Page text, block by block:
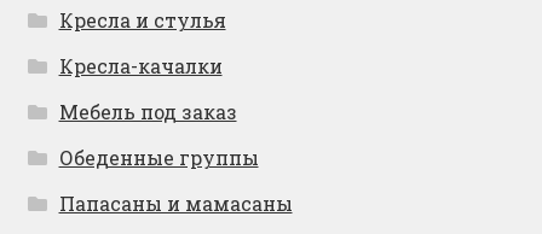
Кресла и стулья
Кресла-качалки
Мебель под заказ
Обеденные группы
Папасаны и мамасаны